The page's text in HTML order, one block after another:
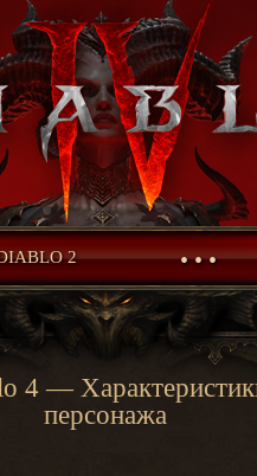
2 • • •
4 —
персонажа